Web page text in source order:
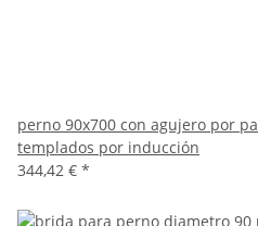
perno 90x700 con agujero por
templados por inducción
344,42 € *